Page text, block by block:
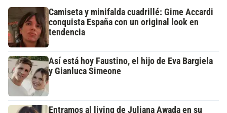
Camiseta y minifalda cuadrillé: Gime Accardi
conquista España con un original look en
tendencia
Así está hoy Faustino, el hijo de Eva Bargiela
y Gianluca Simeone
Entramos al living de Juliana Awada en su